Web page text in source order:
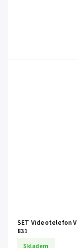
SET Videotelefon
831